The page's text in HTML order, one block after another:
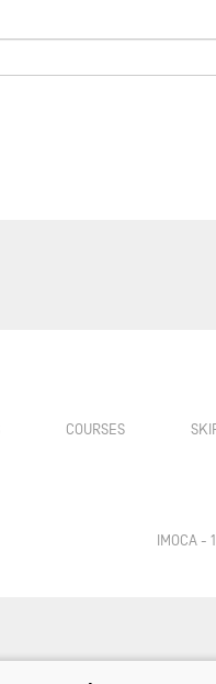
COURSES
IMOCA -